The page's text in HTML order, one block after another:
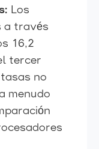
Los
a través
16,2
tercer
no
menudo